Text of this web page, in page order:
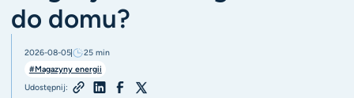
do domu?
2026-08-05 25 min
#Magazyny energii
Udostępnij: